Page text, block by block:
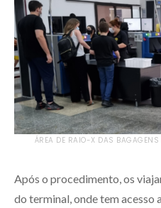
ÁREA DE RAIO-X DAS BAGAGENS
Após o procedimento, os
do terminal, onde tem acesso